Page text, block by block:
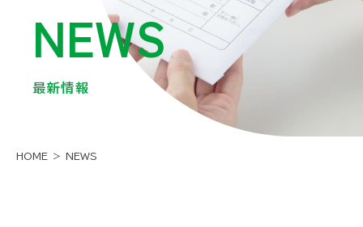
NEWS
最新情報
HOME NEWS